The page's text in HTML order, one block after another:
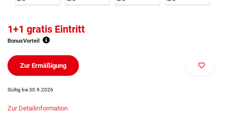
1+1 gratis Eintritt
BonusVorteil
Zur Ermäßigung
Gültig bis 30.9.2026
Zur Detailinformation